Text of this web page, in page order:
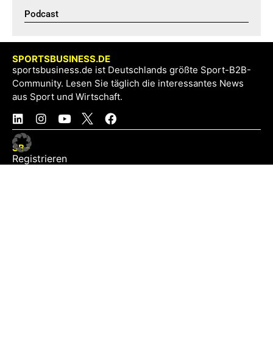
Podcast​
SPORTSBUSINESS.DE
sportsbusiness.de ist Deutschlands größte Sport-B2B-
Community. Lesen Sie täglich die interessantes News
aus Sport und Wirtschaft.
SB+
Registrieren